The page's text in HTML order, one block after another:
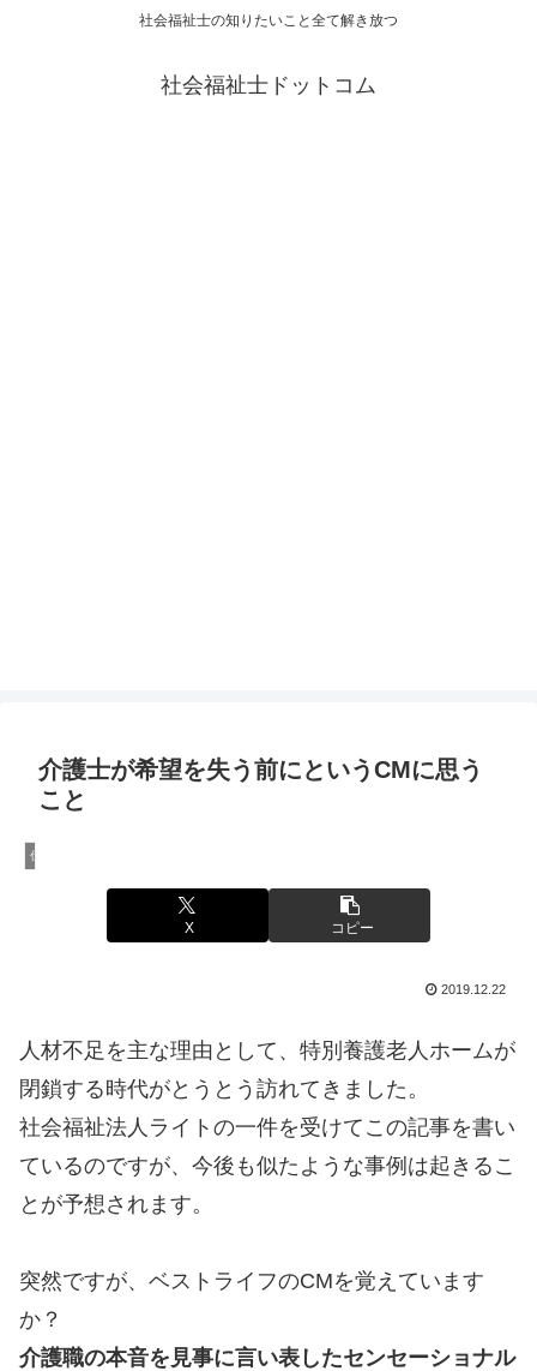
社会福祉士の知りたいこと全て解き放つ
社会福祉士ドットコム
介護士が希望を失う前にというCMに思う
こと
仕事
X コピー
2019.12.22
人材不足を主な理由として、特別養護老人ホームが
閉鎖する時代がとうとう訪れてきました。
社会福祉法人ライトの一件を受けてこの記事を書い
ているのですが、今後も似たような事例は起きるこ
とが予想されます。
突然ですが、ベストライフのCMを覚えています
か？
介護職の本音を見事に言い表したセンセーショナル